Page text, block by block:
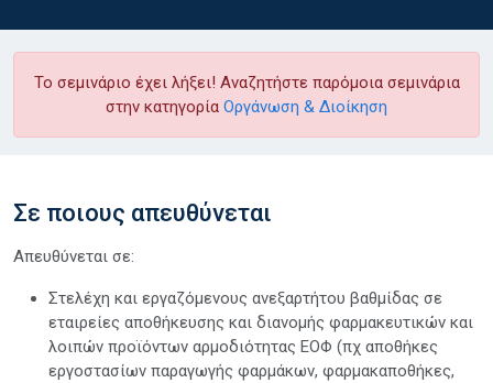
Το σεμινάριο έχει λήξει! Αναζητήστε παρόμοια σεμινάρια
στην κατηγορία Οργάνωση & Διοίκηση
Σε ποιους απευθύνεται
Απευθύνεται σε:
Στελέχη και εργαζόμενους ανεξαρτήτου βαθμίδας σε
εταιρείες αποθήκευσης και διανομής φαρμακευτικών και
λοιπών προϊόντων αρμοδιότητας ΕΟΦ (πχ αποθήκες
εργοστασίων παραγωγής φαρμάκων, φαρμακαποθήκες,